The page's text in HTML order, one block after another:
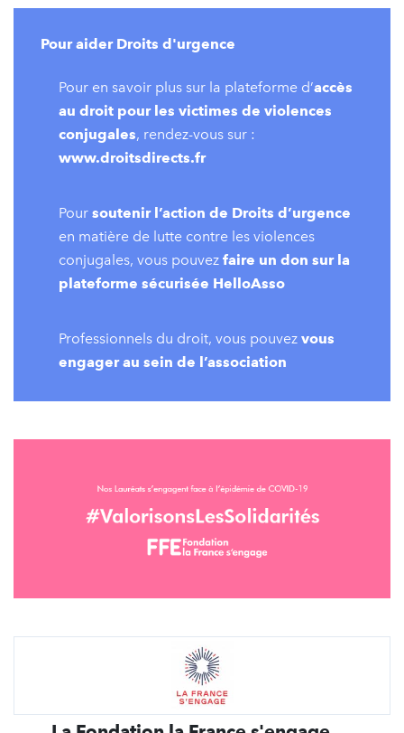
Pour aider Droits d'urgence
Pour en savoir plus sur la plateforme d’accès
au droit pour les victimes de violences
conjugales, rendez-vous sur :
www.droitsdirects.fr
Pour soutenir l’action de Droits d’urgence
en matière de lutte contre les violences
conjugales, vous pouvez faire un don sur la
plateforme sécurisée HelloAsso
Professionnels du droit, vous pouvez vous
engager au sein de l’association